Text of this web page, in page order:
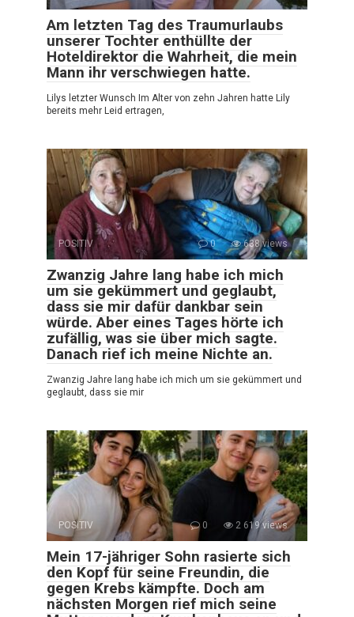
Am letzten Tag des Traumurlaubs
unserer Tochter enthüllte der
Hoteldirektor die Wahrheit, die mein
Mann ihr verschwiegen hatte.
Lilys letzter Wunsch Im Alter von zehn Jahren hatte Lily
bereits mehr Leid ertragen,
POSITIV 0 638 views
Zwanzig Jahre lang habe ich mich
um sie gekümmert und geglaubt,
dass sie mir dafür dankbar sein
würde. Aber eines Tages hörte ich
zufällig, was sie über mich sagte.
Danach rief ich meine Nichte an.
Zwanzig Jahre lang habe ich mich um sie gekümmert und
geglaubt, dass sie mir
POSITIV 0 2 619 views
Mein 17-jähriger Sohn rasierte sich
den Kopf für seine Freundin, die
gegen Krebs kämpfte. Doch am
nächsten Morgen rief mich seine